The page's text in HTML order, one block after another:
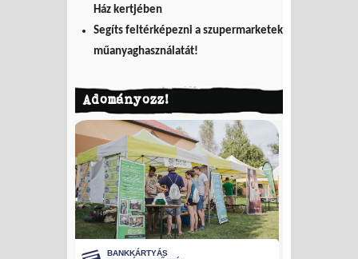
Ház kertjében
Segíts feltérképezni a szupermarketek
műanyaghasználatát!
Adományozz!